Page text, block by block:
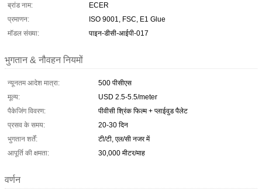
ब्रांड नाम:
ECER
प्रमाणन:
ISO 9001, FSC, E1 Glue
मॉडल संख्या:
पाइन-डीसी-आईपी-017
भुगतान & नौवहन नियमों
न्यूनतम आदेश मात्रा:
500 पीसीएस
मूल्य:
USD 2.5-5.5/meter
पैकेजिंग विवरण:
पीवीसी श्रिंक फिल्म + प्लाईवुड पैलेट
प्रसव के समय:
20-30 दिन
भुगतान शर्तें:
टी/टी, एल/सी नजर में
आपूर्ति की क्षमता:
30,000 मीटर/माह
वर्णन